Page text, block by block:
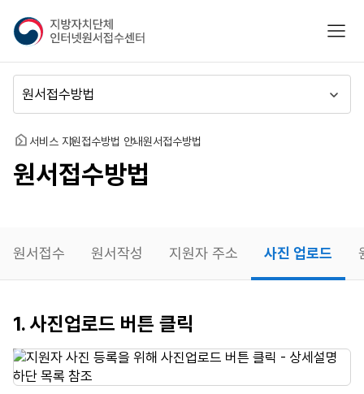
지
방
자
치
단
체
인
넷
원
수
센
터
모바
뉴
동
홈 서비스 지원접수방법 안내원서접수방법
원서접수방법
원서접수 원서작성 지원자 주소 사진 업로드
사진
업로드
1. 사진업로드 버튼 클릭